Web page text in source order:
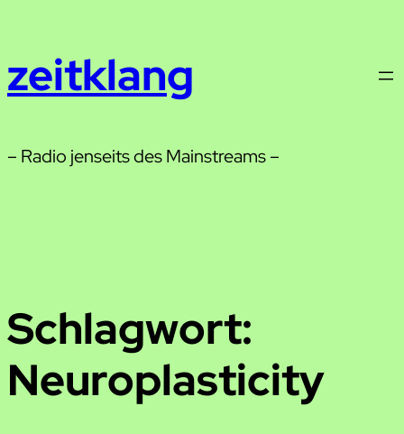
springen
zeitklang
– Radio jenseits des Mainstreams –
Schlagwort:
Neuroplasticity